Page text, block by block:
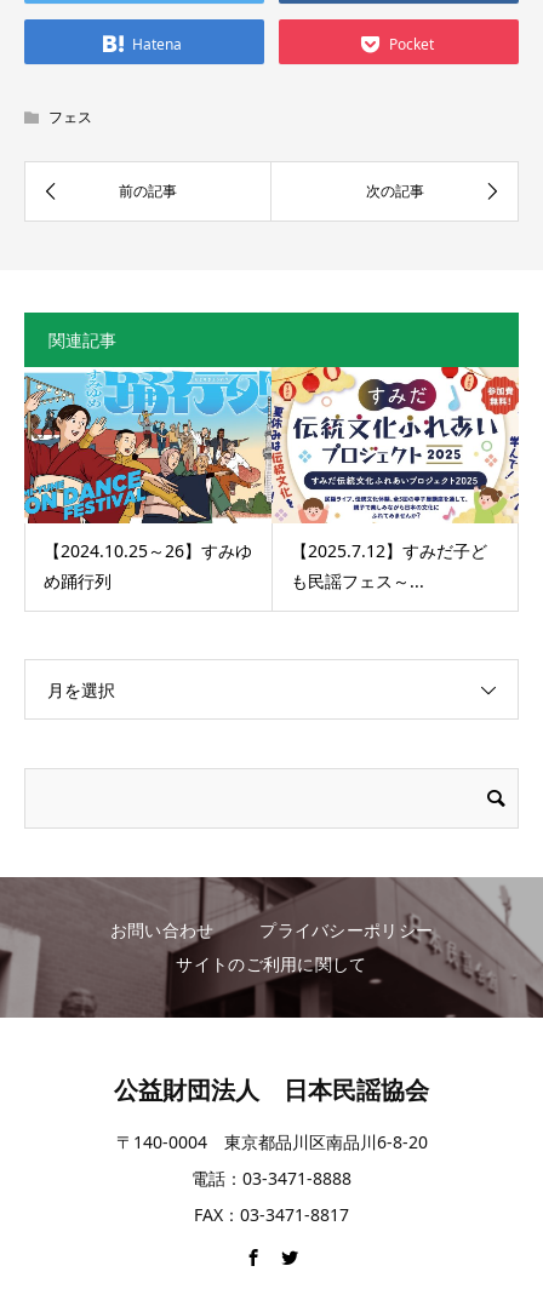
Hatena Pocket
フェス
関連記事
【2024.10.25～26】すみゆ
め踊行列
【2025.7.12】すみだ子ど
も民謡フェス～...
月を選択
お問い合わせ
プライバシーポリシー
サイトのご利用に関して
公益財団法人 日本民謡協会
〒140-0004 東京都品川区南品川6-8-20
電話：03-3471-8888
FAX：03-3471-8817